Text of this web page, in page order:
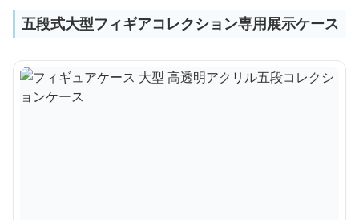
五段式大型フィギアコレクション専用展示ケース